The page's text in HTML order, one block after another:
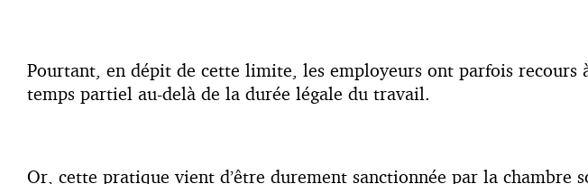
Pourtant, en dépit de cette limite, les employeurs ont parfois
temps partiel au-delà de la durée légale du travail.
Or, cette pratique vient d’être durement sanctionnée par la chambre